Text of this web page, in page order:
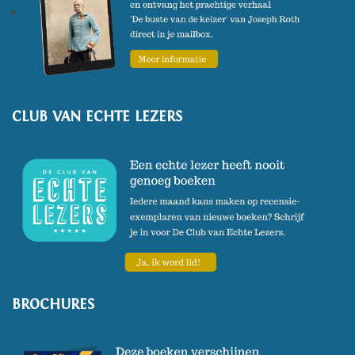
CLUB VAN ECHTE LEZERS
BROCHURES